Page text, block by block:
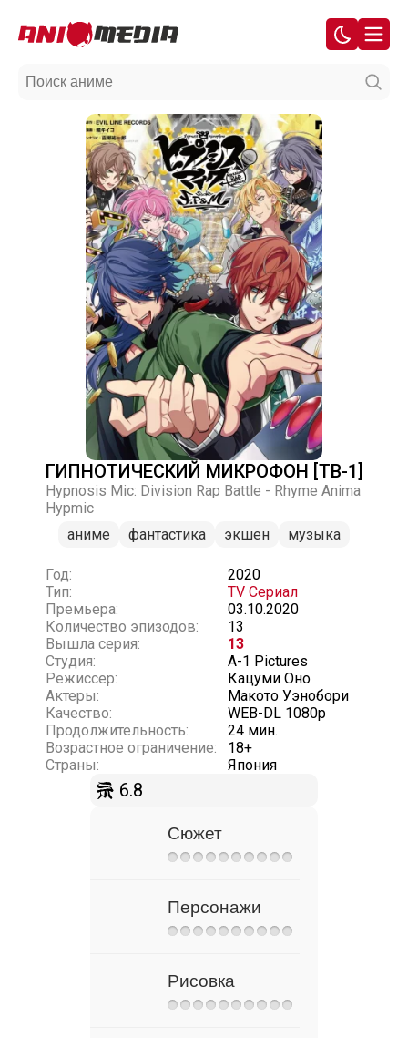
ГИПНОТИЧЕСКИЙ МИКРОФОН [ТВ-1]
Hypnosis Mic: Division Rap Battle - Rhyme Anima
Hypmic
аниме
фантастика экшен музыка
Год:
2020
Тип:
TV Сериал
Премьера:
03.10.2020
Количество эпизодов:
13
Вышла серия:
13
Студия:
A-1 Pictures
Режиссер:
Кацуми Оно
Актеры:
Макото Уэнобори
Качество:
WEB-DL 1080p
Продолжительность:
24 мин.
Возрастное ограничение:
18+
Страны:
Япония
6.8
Сюжет
Персонажи
Рисовка